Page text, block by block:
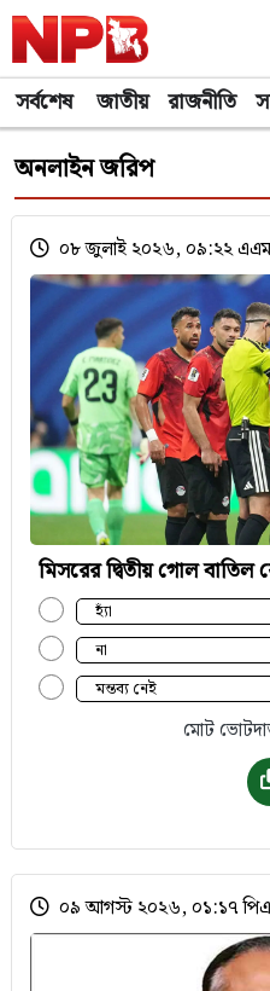
সর্বশেষ জাতীয় রাজনীতি
অনলাইন জরিপ
০৮ জুলাই ২০২৬, ০৯:২২ এএম
মিসরের দ্বিতীয় গোল বাতিল
হ্যাঁ
না
মন্তব্য নেই
মোট
০৯ আগস্ট ২০২৬, ০১:১৭